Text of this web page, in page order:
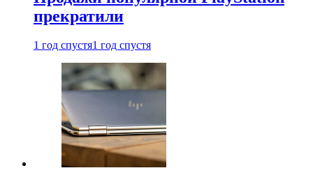
прекратили
1 год спустя1 год спустя